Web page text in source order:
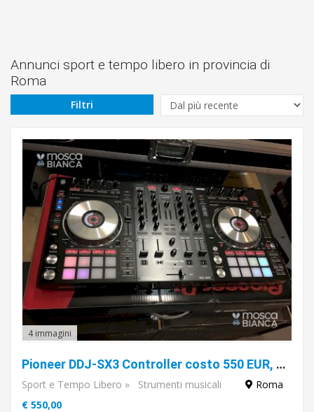
€
Cerca
Roma
Annunci sport e tempo libero in provincia di
Roma
Filtri
4 immagini
Pioneer DDJ-SX3 Controller costo 550 EUR, Pioneer DDJ-1000 Controller costo 550EUR Pioneer XDJ-RX2 costo 800EUR , Whatsapp Chat : +27837724253
Sport e Tempo Libero » Strumenti musicali
Roma
€ 550,00